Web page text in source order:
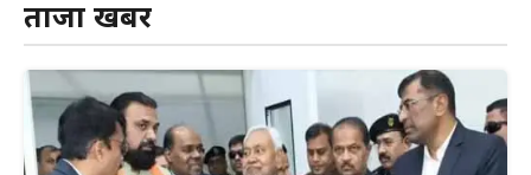
ताजा खबर